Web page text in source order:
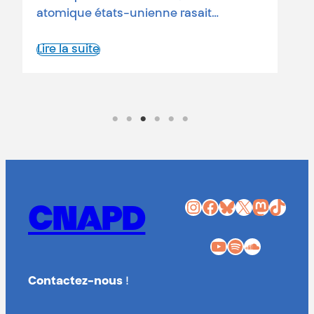
atomique états-unienne rasait…
Lire la suite
CNAPD InstagramFacebook Bluesky X Mastodon TikTok
YouTube Spotify SoundCloud
Contactez-nous !